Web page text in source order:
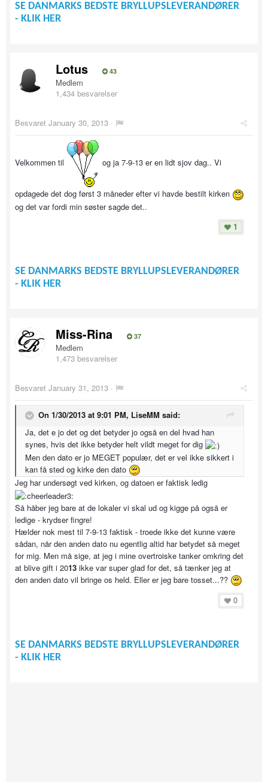
SE DANMARKS BEDSTE BRYLLUPSLEVERANDØRER
- KLIK HER
Lotus 43
Medlem
1,434 besvarelser
Besvaret January 30, 2013 ·
Velkommen til og ja 7-9-13 er en lidt sjov dag.. Vi
opdagede det dog først 3 måneder efter vi havde bestilt kirken
og det var fordi min søster sagde det..
1
SE DANMARKS BEDSTE BRYLLUPSLEVERANDØRER
- KLIK HER
Miss-Rina 37
Medlem
1,473 besvarelser
Besvaret January 31, 2013 ·
On 1/30/2013 at 9:01 PM, LiseMM said:
Ja, det e jo det og det betyder jo også en del hvad han
synes, hvis det ikke betyder helt vildt meget for dig
Men den dato er jo MEGET populær, det er vel ikke sikkert i
kan få sted og kirke den dato
Jeg har undersøgt ved kirken, og datoen er faktisk ledig
Så håber jeg bare at de lokaler vi skal ud og kigge på også er
ledige - krydser fingre!
Hælder nok mest til 7-9-13 faktisk - troede ikke det kunne være
sådan, når den anden dato nu egentlig altid har betydet så meget
for mig. Men må sige, at jeg i mine overtroiske tanker omkring det
at blive gift i 2013 ikke var super glad for det, så tænker jeg at
den anden dato vil bringe os held. Eller er jeg bare tosset...??
0
SE DANMARKS BEDSTE BRYLLUPSLEVERANDØRER
- KLIK HER